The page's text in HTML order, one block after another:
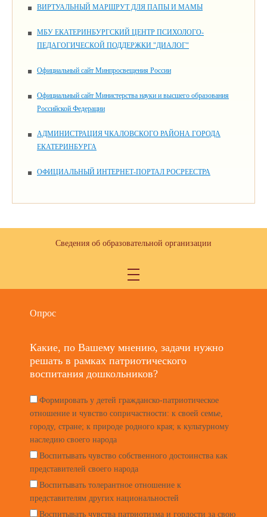
ВИРТУАЛЬНЫЙ МАРШРУТ ДЛЯ ПАПЫ И МАМЫ
МБУ ЕКАТЕРИНБУРГСКИЙ ЦЕНТР ПСИХОЛОГО-
ПЕДАГОГИЧЕСКОЙ ПОДДЕРЖКИ "ДИАЛОГ"
Официальный сайт Минпросвещения России
Официальный сайт Министерства науки и высшего образования
Российской Федерации
АДМИНИСТРАЦИЯ ЧКАЛОВСКОГО РАЙОНА ГОРОДА
ЕКАТЕРИНБУРГА
ОФИЦИАЛЬНЫЙ ИНТЕРНЕТ-ПОРТАЛ РОСРЕЕСТРА
Сведения об образовательной организации
Опрос
Какие, по Вашему мнению, задачи нужно
решать в рамках патриотического
воспитания дошкольников?
Формировать у детей гражданско-патриотическое
отношение и чувство сопричастности: к своей семье,
городу, стране; к природе родного края; к культурному
наследию своего народа
Воспитывать чувство собственного достоинства как
представителей своего народа
Воспитывать толерантное отношение к
представителям других национальностей
Воспитывать чувства патриотизма и гордости за свою